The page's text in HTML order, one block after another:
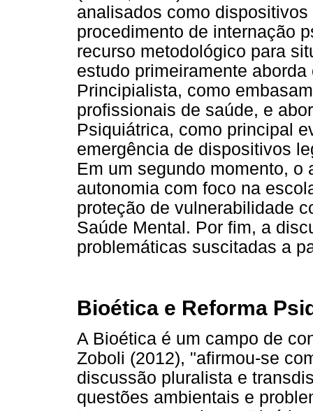
analisados como
procedimento de internação
recurso metodológico para
estudo primeiramente
Principialista, como
profissionais de saúde, e
Psiquiátrica, como principal
emergência de dispositivos
Em um segundo momento, o
autonomia com foco na
proteção de vulnerabilidade
Saúde Mental. Por fim, a
problemáticas suscitadas a
Bioética e Reforma
A Bioética é um campo de
Zoboli (2012), "afirmou-se
discussão pluralista e
questões ambientais e